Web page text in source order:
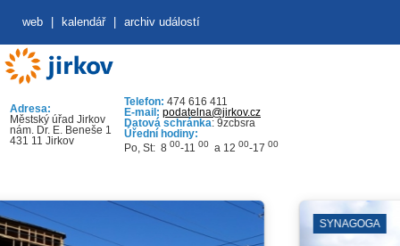
web kalendář archiv událostí
Adresa:
Městský úřad Jirkov
nám. Dr. E. Beneše 1
431 11 Jirkov
Telefon: 474 616 411
E-mail: podatelna@jirkov.cz
Datová schránka: 9zcbsra
Úřední hodiny:
Po, St: 8 00-11 00 a 12 00-17 00